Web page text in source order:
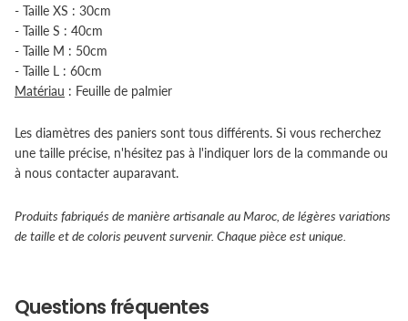
- Taille XS : 30cm
- Taille S : 40cm
- Taille M : 50cm
- Taille L : 60cm
Matériau : Feuille de palmier
Les diamètres des paniers sont tous différents. Si vous recherchez
une taille précise, n'hésitez pas à l'indiquer lors de la commande ou
à nous contacter auparavant.
Produits fabriqués de manière artisanale au Maroc, de légères variations
de taille et de coloris peuvent survenir. Chaque pièce est unique.
Questions fréquentes